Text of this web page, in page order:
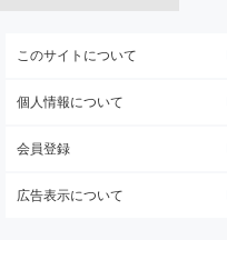
このサイトについて
個人情報について
会員登録
広告表示について